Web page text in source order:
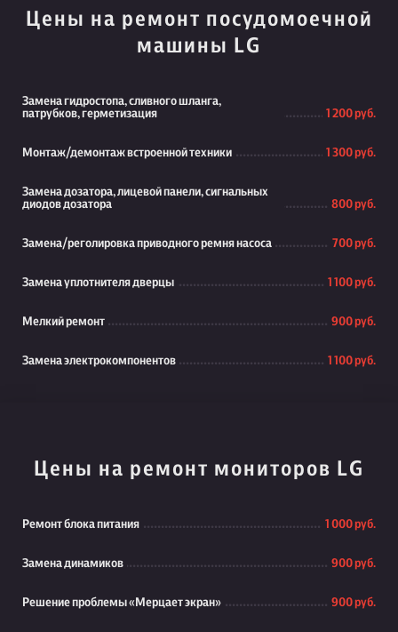
Цены на ремонт посудомоечной
машины LG
Замена гидростопа, сливного шланга,
патрубков, герметизация
1 200 руб.
Монтаж/демонтаж встроенной техники 1 300 руб.
Замена дозатора, лицевой панели, сигнальных
диодов дозатора
800 руб.
Замена/реголировка приводного ремня насоса 700 руб.
Замена уплотнителя дверцы 1 100 руб.
Мелкий ремонт 900 руб.
Замена электрокомпонентов 1 100 руб.
Цены на ремонт мониторов LG
Ремонт блока питания 1 000 руб.
Замена динамиков 900 руб.
Решение проблемы «Мерцает экран» 900 руб.